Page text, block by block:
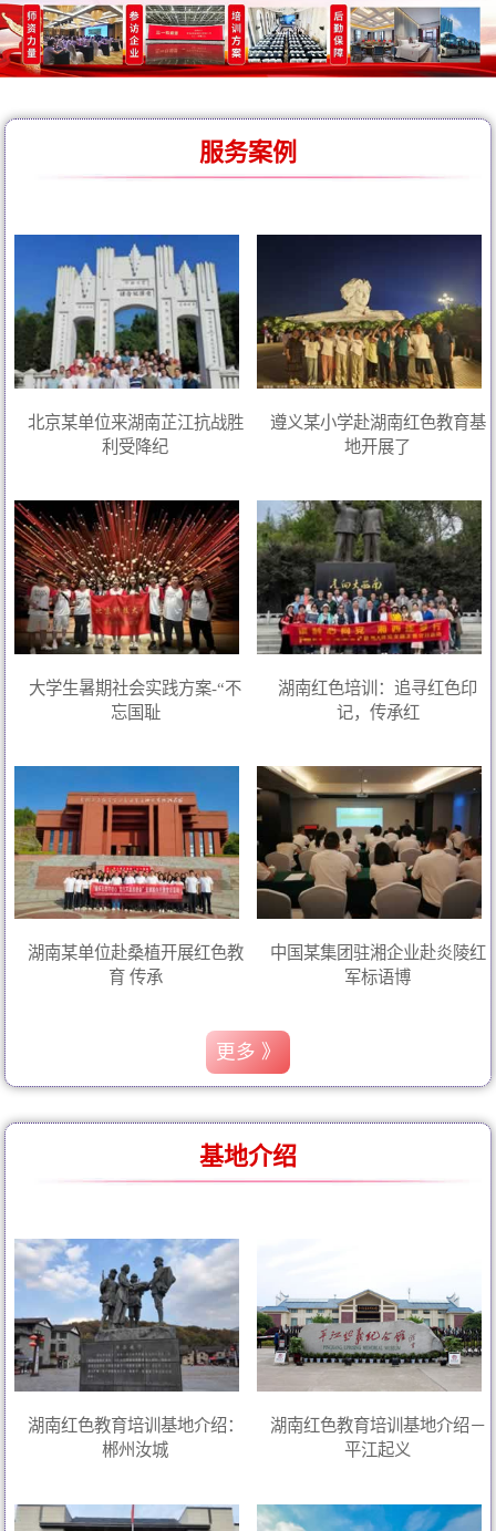
服务案例
北京某单位来湖南芷江抗战胜
利受降纪
遵义某小学赴湖南红色教育基
地开展了
大学生暑期社会实践方案-“不
忘国耻
湖南红色培训：追寻红色印
记，传承红
湖南某单位赴桑植开展红色教
育 传承
中国某集团驻湘企业赴炎陵红
军标语博
更多 》
基地介绍
湖南红色教育培训基地介绍：
郴州汝城
湖南红色教育培训基地介绍－
平江起义